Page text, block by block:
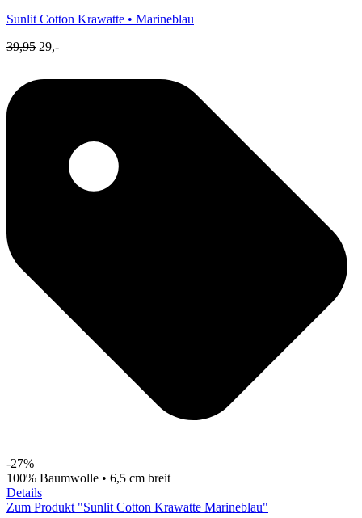
Sunlit Cotton Krawatte • Marineblau
39,95 29,-
-27%
100% Baumwolle • 6,5 cm breit
Details
Zum Produkt "Sunlit Cotton Krawatte Marineblau"